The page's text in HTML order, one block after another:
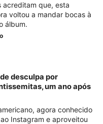
acreditam que, esta
voltou a mandar bocas à
álbum.
desculpa por
um ano após
agora conhecido
Instagram e aproveitou